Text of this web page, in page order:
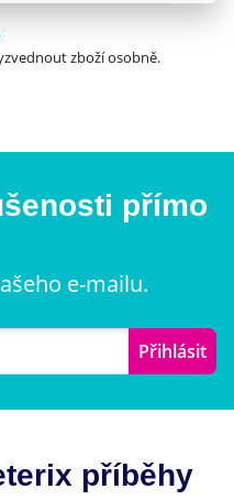
zboží osobně.
přímo
e-mailu.
Přihlásit
příběhy